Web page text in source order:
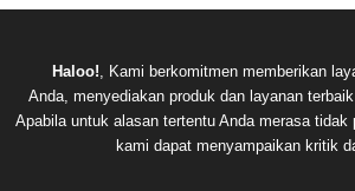
Haloo! , Kami berkomitmen memberikan
Anda, menyediakan produk dan layanan
Apabila untuk alasan tertentu Anda merasa tidak
kami dapat menyampaikan kritik